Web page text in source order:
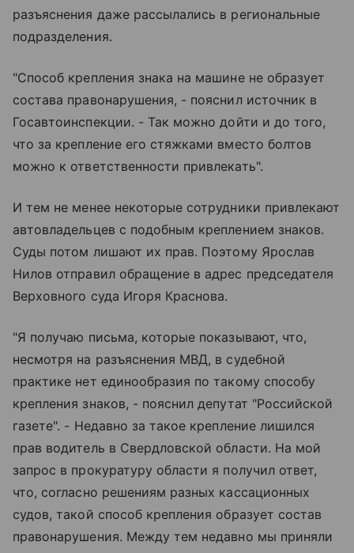
разъяснения даже рассылались в региональные
подразделения.
"Способ крепления знака на машине не образует
состава правонарушения, - пояснил источник в
Госавтоинспекции. - Так можно дойти и до того,
что за крепление его стяжками вместо болтов
можно к ответственности привлекать".
И тем не менее некоторые сотрудники привлекают
автовладельцев с подобным креплением знаков.
Суды потом лишают их прав. Поэтому Ярослав
Нилов отправил обращение в адрес председателя
Верховного суда Игоря Краснова.
"Я получаю письма, которые показывают, что,
несмотря на разъяснения МВД, в судебной
практике нет единообразия по такому способу
крепления знаков, - пояснил депутат "Российской
газете". - Недавно за такое крепление лишился
прав водитель в Свердловской области. На мой
запрос в прокуратуру области я получил ответ,
что, согласно решениям разных кассационных
судов, такой способ крепления образует состав
правонарушения. Между тем недавно мы приняли